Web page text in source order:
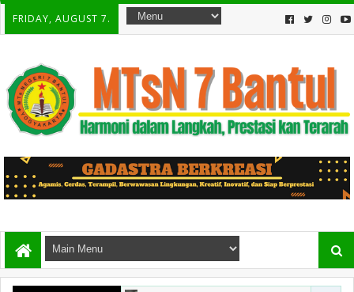
FRIDAY, AUGUST 7.